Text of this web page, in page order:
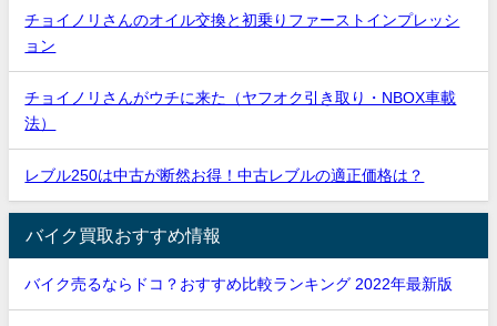
チョイノリさんのオイル交換と初乗りファーストインプレッシ
ョン
チョイノリさんがウチに来た（ヤフオク引き取り・NBOX車載
法）
レブル250は中古が断然お得！中古レブルの適正価格は？
バイク買取おすすめ情報
バイク売るならドコ？おすすめ比較ランキング 2022年最新版